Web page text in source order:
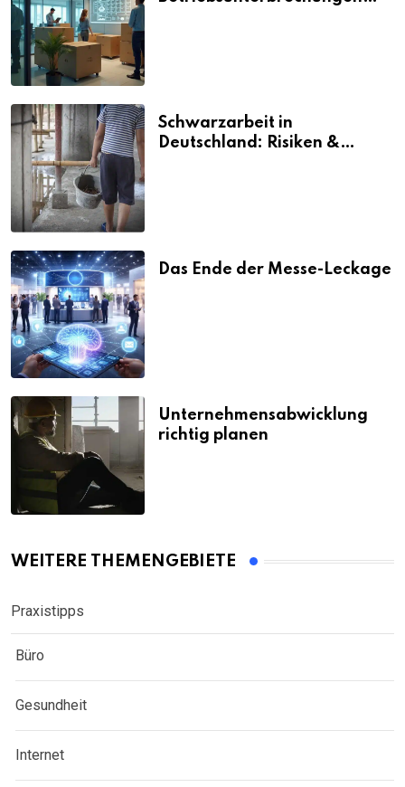
Schwarzarbeit in
Deutschland: Risiken &
Das Ende der Messe-Leckage
Unternehmensabwicklung
richtig planen
WEITERE THEMENGEBIETE
Praxistipps
Büro
Gesundheit
Internet